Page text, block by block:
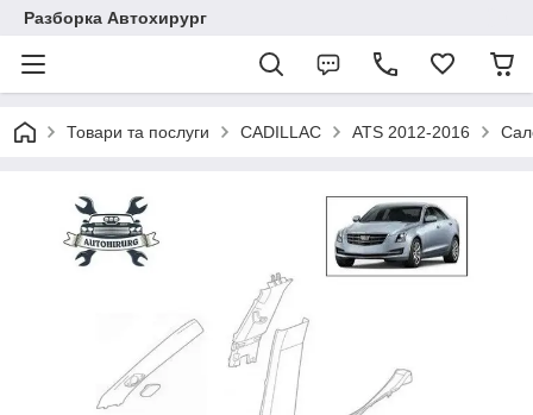
Разборка Автохирург
Товари та послуги CADILLAC ATS 2012-2016